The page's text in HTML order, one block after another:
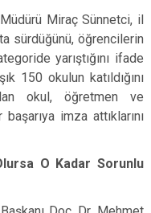
Miraç Sünnetci, il
sürdüğünü, öğrencilerin
yarıştığını ifade
150 okulun katıldığını
okul, öğretmen ve
imza attıklarını
O Kadar Sorunlu